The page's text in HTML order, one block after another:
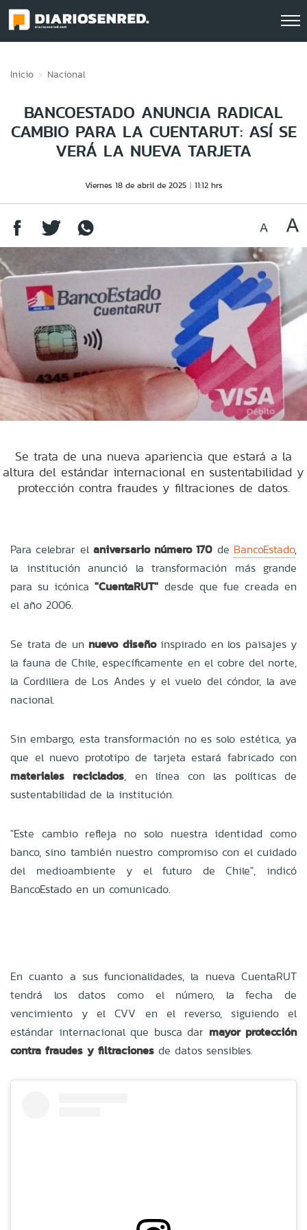
Inicio Nacional
BANCOESTADO ANUNCIA RADICAL
CAMBIO PARA LA CUENTARUT: ASÍ SE
VERÁ LA NUEVA TARJETA
Viernes 18 de abril de 2025 11:12 hrs
Se trata de una nueva apariencia que estará a la
altura del estándar internacional en sustentabilidad y
protección contra fraudes y filtraciones de datos.
Para celebrar el aniversario número 170 de BancoEstado,
la institución anunció la transformación más grande
para su icónica"CuentaRUT" desde que fue creada en
el año 2006.
Se trata de un nuevo diseñoinspirado en los paisajes y
la fauna de Chile, específicamente en el cobre del norte,
la Cordillera de Los Andes y el vuelo del cóndor, la ave
nacional.
Sin embargo, esta transformación no es solo estética, ya
que el nuevo prototipo de tarjeta estará fabricado con
materiales reciclados, en línea con las políticas de
sustentabilidad de la institución.
"Este cambio refleja no solo nuestra identidad como
banco, sino también nuestro compromiso con el cuidado
del medioambiente y el futuro de Chile", indicó
BancoEstado en un comunicado.
En cuanto a sus funcionalidades, la nueva CuentaRUT
tendrá los datos como el número, la fecha de
vencimiento y el CVV en el reverso, siguiendo el
estándar internacional que busca dar mayor protección
contra fraudes y filtraciones de datos sensibles.